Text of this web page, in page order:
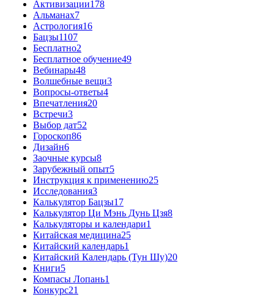
Активизации178
Альманах7
Астрология16
Бацзы1107
Бесплатно2
Бесплатное обучение49
Вебинары48
Волшебные вещи3
Вопросы-ответы4
Впечатления20
Встречи3
Выбор дат52
Гороскоп86
Дизайн6
Заочные курсы8
Зарубежный опыт5
Инструкция к применению25
Исследования3
Калькулятор Бацзы17
Калькулятор Ци Мэнь Дунь Цзя8
Калькуляторы и календари1
Китайская медицина25
Китайский календарь1
Китайский Календарь (Тун Шу)20
Книги5
Компасы Лопань1
Конкурс21